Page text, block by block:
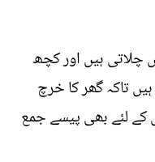
چلاتی ہیں اور کچھ
تاکہ گھر کا خرچ
کے لئے بھی پیسے جمع